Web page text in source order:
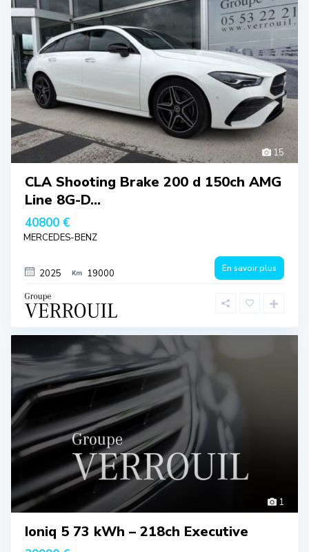
15
CLA Shooting Brake 200 d 150ch AMG
Line 8G-D...
40800 €
MERCEDES-BENZ
2025 19000 En savoir plus
1
Ioniq 5 73 kWh – 218ch Executive